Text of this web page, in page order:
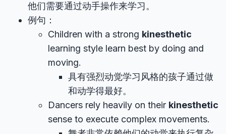
他们需要通过动手操作来学习。
例句：
Children with a strong kinesthetic
learning style learn best by doing and
moving.
具有强烈动觉学习风格的孩子通过做
和动学得最好。
Dancers rely heavily on their kinesthetic
sense to execute complex movements.